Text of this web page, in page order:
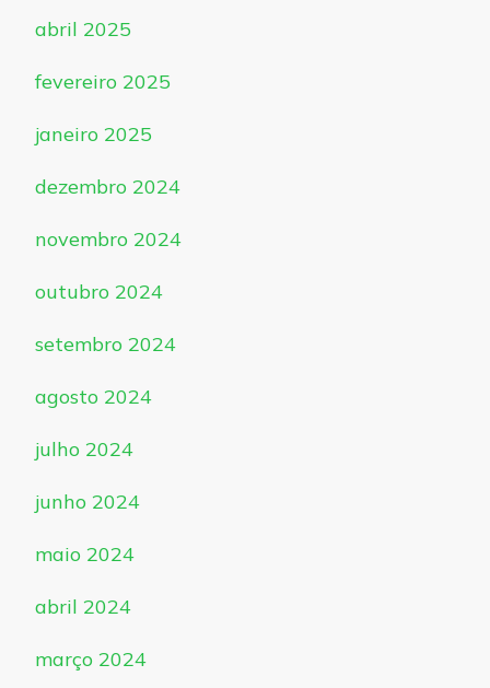
abril 2025
fevereiro 2025
janeiro 2025
dezembro 2024
novembro 2024
outubro 2024
setembro 2024
agosto 2024
julho 2024
junho 2024
maio 2024
abril 2024
março 2024